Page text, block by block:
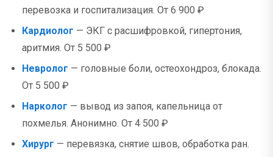
перевозка и госпитализация. От 6 900 ₽
Кардиолог — ЭКГ с расшифровкой, гипертония,
аритмия. От 5 500 ₽
Невролог — головные боли, остеохондроз, блокада.
От 5 500 ₽
Нарколог — вывод из запоя, капельница от
похмелья. Анонимно. От 4 500 ₽
Хирург — перевязка, снятие швов, обработка ран.